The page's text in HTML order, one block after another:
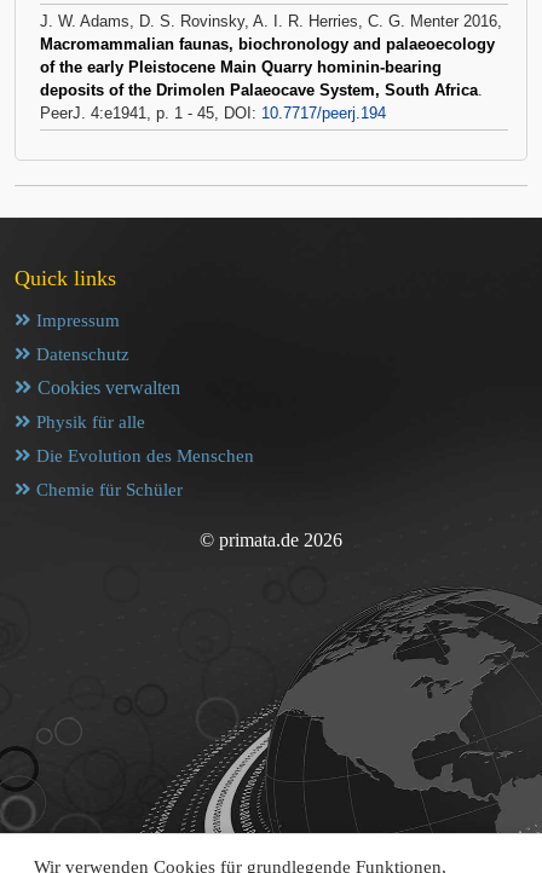
Wir verwenden Cookies für grundlegende Funktionen,
J. W. Adams, D. S. Rovinsky, A. I. R. Herries, C. G. Menter 2016,
Macromammalian faunas, biochronology and palaeoecology
of the early Pleistocene Main Quarry hominin-bearing
deposits of the Drimolen Palaeocave System, South Africa.
PeerJ. 4:e1941, p. 1 - 45, DOI: 10.7717/peerj.194
Quick links
Impressum
Datenschutz
Cookies verwalten
Physik für alle
Die Evolution des Menschen
Chemie für Schüler
© primata.de 2026